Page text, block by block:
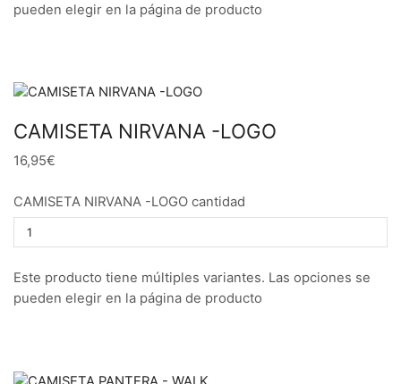
pueden elegir en la página de producto
CAMISETA NIRVANA -LOGO
16,95€
CAMISETA NIRVANA -LOGO cantidad
Este producto tiene múltiples variantes. Las opciones se
pueden elegir en la página de producto